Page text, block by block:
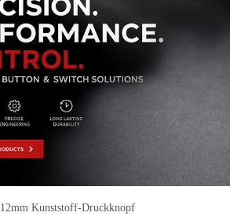
Led-anzeige
Notfall stop taste
Taste zubehör
12mm Kunststoff-Druckknopf